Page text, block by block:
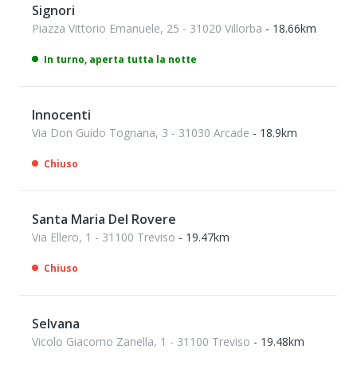
Signori
Piazza Vittorio Emanuele, 25 - 31020 Villorba - 18.66km
In turno, aperta tutta la notte
Innocenti
Via Don Guido Tognana, 3 - 31030 Arcade - 18.9km
Chiuso
Santa Maria Del Rovere
Via Ellero, 1 - 31100 Treviso - 19.47km
Chiuso
Selvana
Vicolo Giacomo Zanella, 1 - 31100 Treviso - 19.48km